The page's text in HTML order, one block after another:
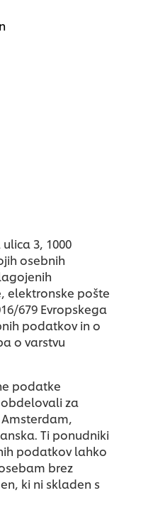
3, 1000
osebnih
elektronske pošte
679 Evropskega
podatkov in o
o varstvu
podatke
za
Ti ponudniki
podatkov lahko
brez
ki ni skladen s